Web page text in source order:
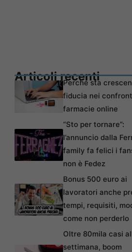
Articoli recenti
Perché sta
fiducia nei
farmacie online
“Sto per tornare”:
l’annuncio dalla
family fa felici i
non è Fedez
Bonus 500 euro ai
lavoratori anche
tempi, requisiti,
come non perderlo
Oltre 80mila casi
settimana, boom